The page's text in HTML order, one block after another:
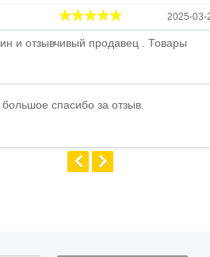
2025-03-
и отзывчивый продавец . Товары
спасибо за отзыв.